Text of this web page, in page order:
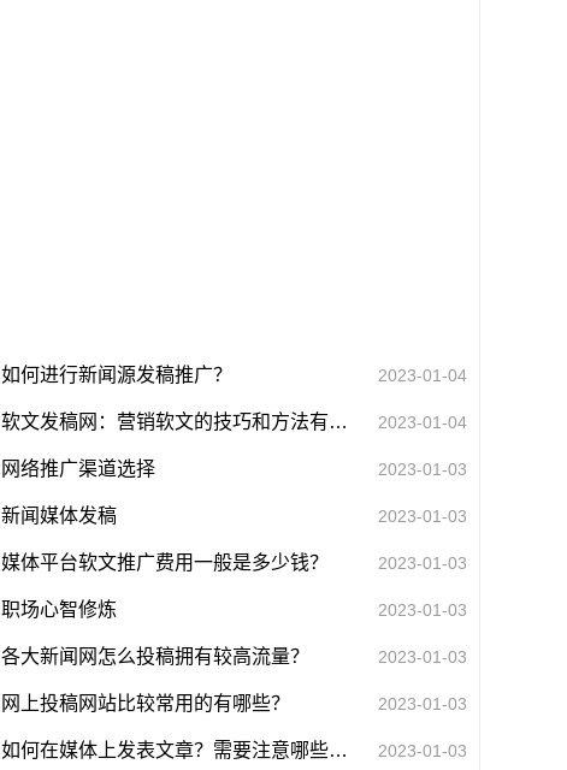
如何进行新闻源发稿推广？ 2023-01-04
软文发稿网：营销软文的技巧和方法有哪些？ 2023-01-04
网络推广渠道选择 2023-01-03
新闻媒体发稿 2023-01-03
媒体平台软文推广费用一般是多少钱？ 2023-01-03
职场心智修炼 2023-01-03
各大新闻网怎么投稿拥有较高流量？ 2023-01-03
网上投稿网站比较常用的有哪些？ 2023-01-03
如何在媒体上发表文章？需要注意哪些问题？ 2023-01-03